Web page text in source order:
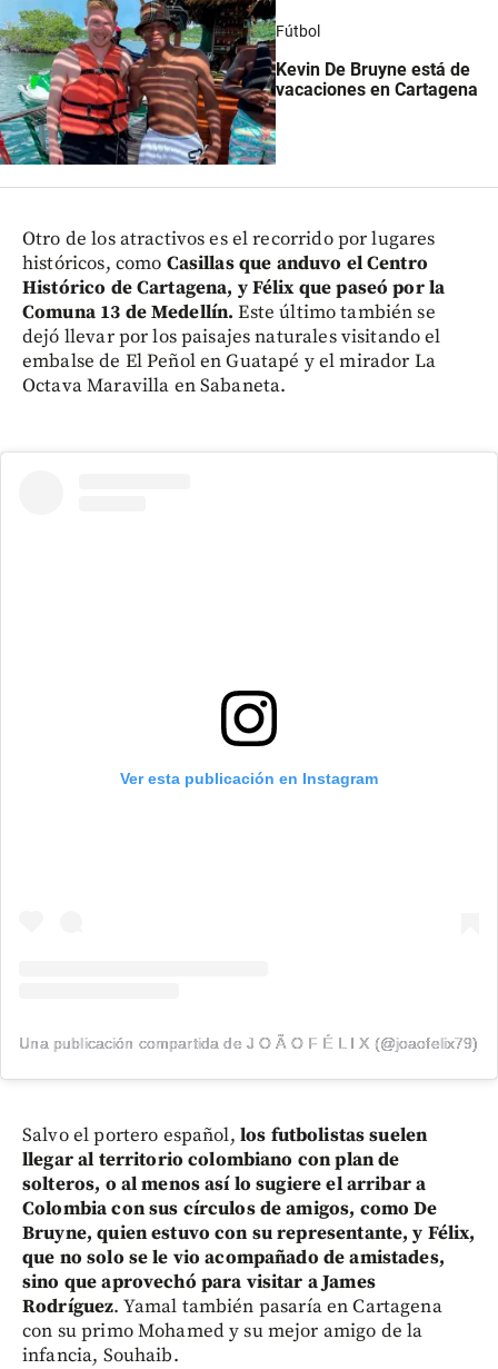
Fútbol
Kevin De Bruyne está de
vacaciones en Cartagena
Otro de los atractivos es el recorrido por lugares
históricos, como Casillas que anduvo el Centro
Histórico de Cartagena, y Félix que paseó por la
Comuna 13 de Medellín. Este último también se
dejó llevar por los paisajes naturales visitando el
embalse de El Peñol en Guatapé y el mirador La
Octava Maravilla en Sabaneta.
Ver esta publicación en Instagram
Una publicación compartida de J O Ã O F É L I X (@joaofelix79)
Salvo el portero español, los futbolistas suelen
llegar al territorio colombiano con plan de
solteros, o al menos así lo sugiere el arribar a
Colombia con sus círculos de amigos, como De
Bruyne, quien estuvo con su representante, y Félix,
que no solo se le vio acompañado de amistades,
sino que aprovechó para visitar a James
Rodríguez. Yamal también pasaría en Cartagena
con su primo Mohamed y su mejor amigo de la
infancia, Souhaib.